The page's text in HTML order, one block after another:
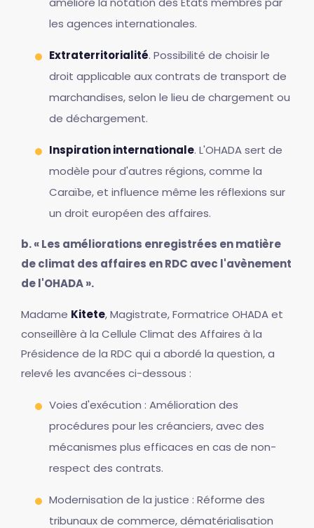
les agences internationales.
Extraterritorialité. Possibilité de choisir le
droit applicable aux contrats de transport de
marchandises, selon le lieu de chargement ou
de déchargement.
Inspiration internationale. L'OHADA sert de
modèle pour d'autres régions, comme la
Caraïbe, et influence même les réflexions sur
un droit européen des affaires.
b. « Les améliorations enregistrées en matière
de climat des affaires en RDC avec l'avènement
de l'OHADA ».
Madame Kitete, Magistrate, Formatrice OHADA et
conseillère à la Cellule Climat des Affaires à la
Présidence de la RDC qui a abordé la question, a
relevé les avancées ci-dessous :
Voies d'exécution : Amélioration des
procédures pour les créanciers, avec des
mécanismes plus efficaces en cas de non-
respect des contrats.
Modernisation de la justice : Réforme des
tribunaux de commerce, dématérialisation